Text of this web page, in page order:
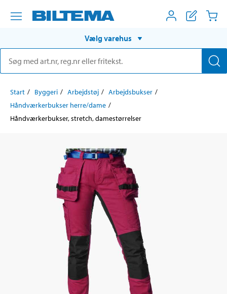
Vælg varehus
Start Byggeri Arbejdstøj
Arbejdsbukser
Håndværkerbukser herre/dame
Håndværkerbukser, stretch, damestørrelser